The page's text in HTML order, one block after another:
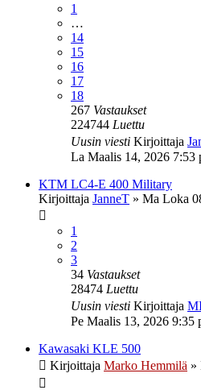
1
…
14
15
16
17
18
267 Vastaukset
224744 Luettu
Uusin viesti Kirjoittaja
La Maalis 14, 2026 7:53
KTM LC4-E 400 Military
Kirjoittaja JanneT » Ma Loka
1
2
3
34 Vastaukset
28474 Luettu
Uusin viesti Kirjoittaja
Pe Maalis 13, 2026 9:35
Kawasaki KLE 500
Kirjoittaja Marko Hemmilä »